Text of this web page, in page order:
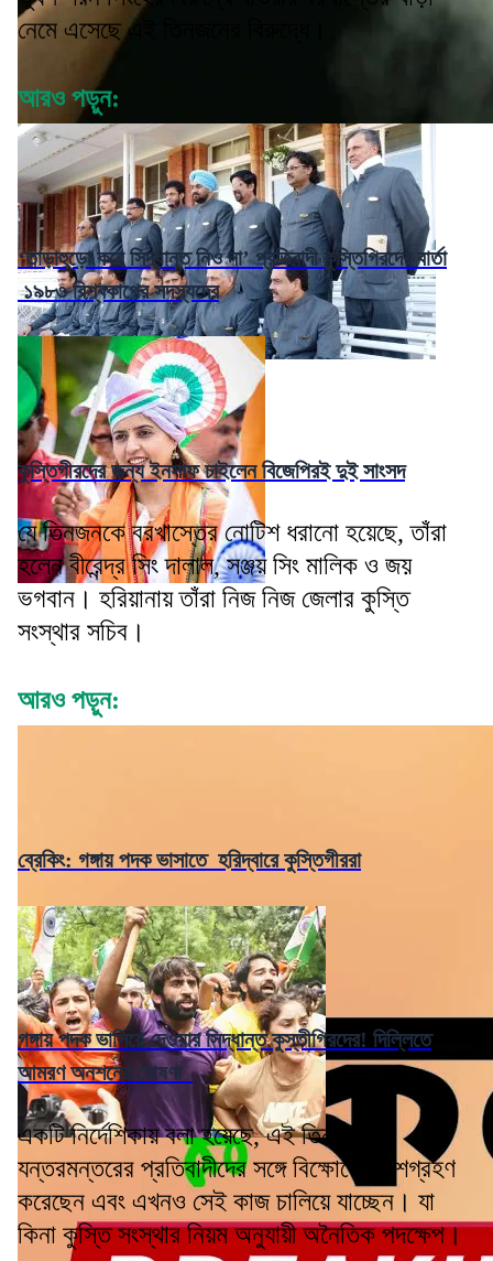
নেমে এসেছে এই তিনজনের বিরুদ্ধে।
আরও পড়ুন:
‘তাড়াহুড়ো করে সিদ্ধান্ত নিও না’ প্রতিবাদী কুস্তিগিরদের বার্তা
১৯৮৩ বিশ্বকাপের সদস্যদের
কুস্তিগীরদের জন্য ইনসাফ চাইলেন বিজেপিরই দুই সাংসদ
যে তিনজনকে বরখাস্তের নোটিশ ধরানো হয়েছে, তাঁরা
হলেন বীরেন্দ্র সিং দালাল, সঞ্জয় সিং মালিক ও জয়
ভগবান। হরিয়ানায় তাঁরা নিজ নিজ জেলার কুস্তি
সংস্থার সচিব।
আরও পড়ুন:
ব্রেকিং: গঙ্গায় পদক ভাসাতে হরিদ্বারে কুস্তিগীররা
গঙ্গায় পদক ভাসিয়ে দেওয়ার সিদ্ধান্ত কুস্তীগিরদের! দিল্লিতে
আমরণ অনশনের ঘোষণা
একটি নির্দেশিকায় বলা হয়েছে, এই তিনজন
যন্তরমন্তরের প্রতিবাদীদের সঙ্গে বিক্ষোভে অংশগ্রহণ
করেছেন এবং এখনও সেই কাজ চালিয়ে যাচ্ছেন। যা
কিনা কুস্তি সংস্থার নিয়ম অনুযায়ী অনৈতিক পদক্ষেপ।